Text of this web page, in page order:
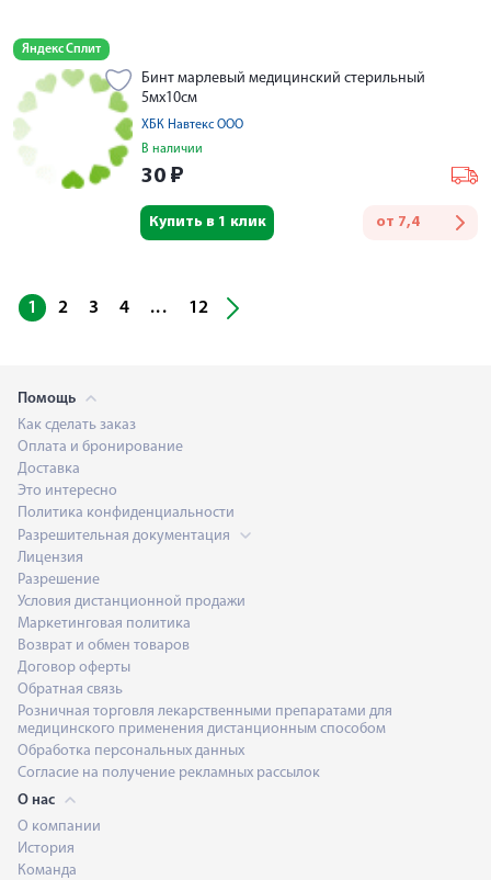
Яндекс Сплит
Бинт марлевый медицинский стерильный
5мх10см
ХБК Навтекс ООО
В наличии
30 ₽
от 7,4
Купить в 1 клик
1 2 3 4 ... 12
Помощь
Как сделать заказ
Оплата и бронирование
Доставка
Это интересно
Политика конфиденциальности
Разрешительная документация
Лицензия
Разрешение
Условия дистанционной продажи
Маркетинговая политика
Возврат и обмен товаров
Договор оферты
Обратная связь
Розничная торговля лекарственными препаратами для
медицинского применения дистанционным способом
Обработка персональных данных
Согласие на получение рекламных рассылок
О нас
О компании
История
Команда